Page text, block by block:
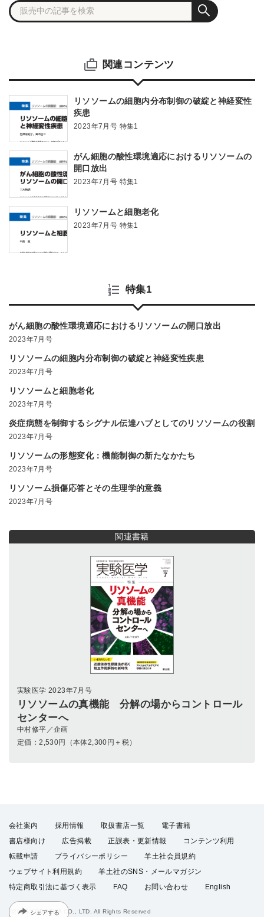
シェアする
関連コンテンツ
リソソームの細胞内分布制御の破綻と神経変性
疾患
2023年7月号 特集1
がん細胞の酸性環境適応におけるリソソームの
開口放出
2023年7月号 特集1
リソソームと細胞老化
2023年7月号 特集1
特集1
がん細胞の酸性環境適応におけるリソソームの開口放出
2023年7月号
リソソームの細胞内分布制御の破綻と神経変性疾患
2023年7月号
リソソームと細胞老化
2023年7月号
炎症病態を制御するシグナル伝達ハブとしてのリソソームの役割
2023年7月号
リソソームの形態変化：機能制御の新たなかたち
2023年7月号
リソソーム損傷応答とその生理学的意義
2023年7月号
関連書籍
実験医学 2023年7月号
リソソームの真機能 分解の場からコントロール
センターへ
中村修平／企画
定価：2,530円（本体2,300円＋税）
会社案内 採用情報 取扱書店一覧
電子書籍
書店様向け
広告掲載 正誤表・更新情報
コンテンツ利用
転載申請
プライバシーポリシー
羊土社会員規約
ウェブサイト利用規約
羊土社のSNS・メールマガジン
特定商取引法に基づく表示
FAQ お問い合わせ English
©2026 YODOSHA CO., LTD. All Rights Reserved